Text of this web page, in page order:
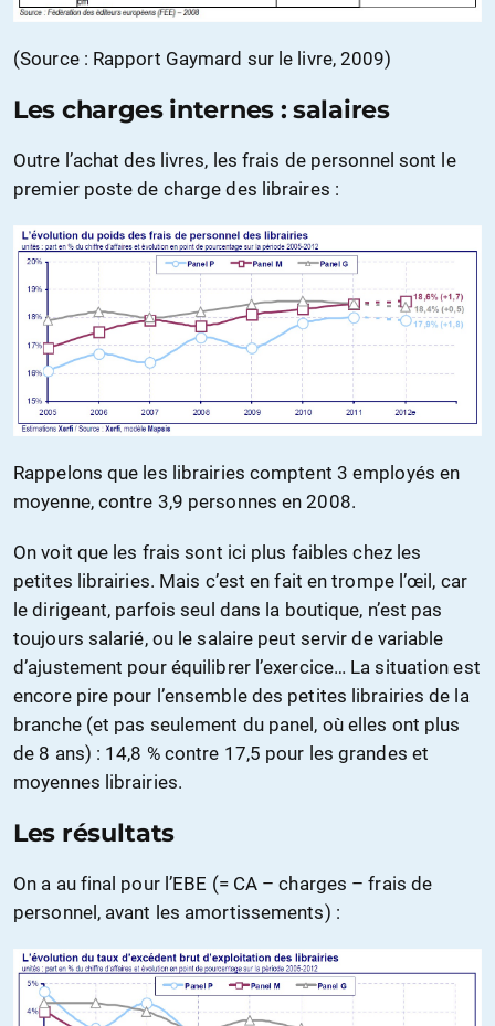
(Source : Rapport Gaymard sur le livre, 2009)
Les charges internes : salaires
Outre l’achat des livres, les frais de personnel sont le
premier poste de charge des libraires :
Rappelons que les librairies comptent 3 employés en
moyenne, contre 3,9 personnes en 2008.
On voit que les frais sont ici plus faibles chez les
petites librairies. Mais c’est en fait en trompe l’œil, car
le dirigeant, parfois seul dans la boutique, n’est pas
toujours salarié, ou le salaire peut servir de variable
d’ajustement pour équilibrer l’exercice… La situation est
encore pire pour l’ensemble des petites librairies de la
branche (et pas seulement du panel, où elles ont plus
de 8 ans) : 14,8 % contre 17,5 pour les grandes et
moyennes librairies.
Les résultats
On a au final pour l’EBE (= CA – charges – frais de
personnel, avant les amortissements) :